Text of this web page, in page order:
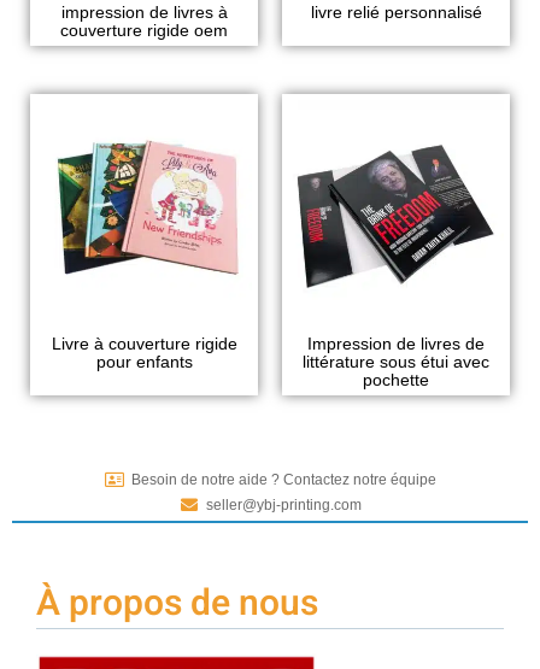
impression de livres à
couverture rigide oem
livre relié personnalisé
Livre à couverture rigide
pour enfants
Impression de livres de
littérature sous étui avec
pochette
Besoin de notre aide ? Contactez notre équipe
seller@ybj-printing.com
À propos de nous